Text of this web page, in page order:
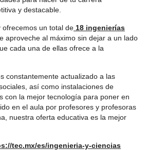
y destacable.
ofrecemos un total de 18 ingenierías
aproveche al máximo sin dejar a un lado
cada una de ellas ofrece a la
constantemente actualizado a las
así como instalaciones de
con la mejor tecnología para poner en
en el aula por profesores y profesoras
nuestra oferta educativa es la mejor
tec.mx/es/ingenieria-y-ciencias